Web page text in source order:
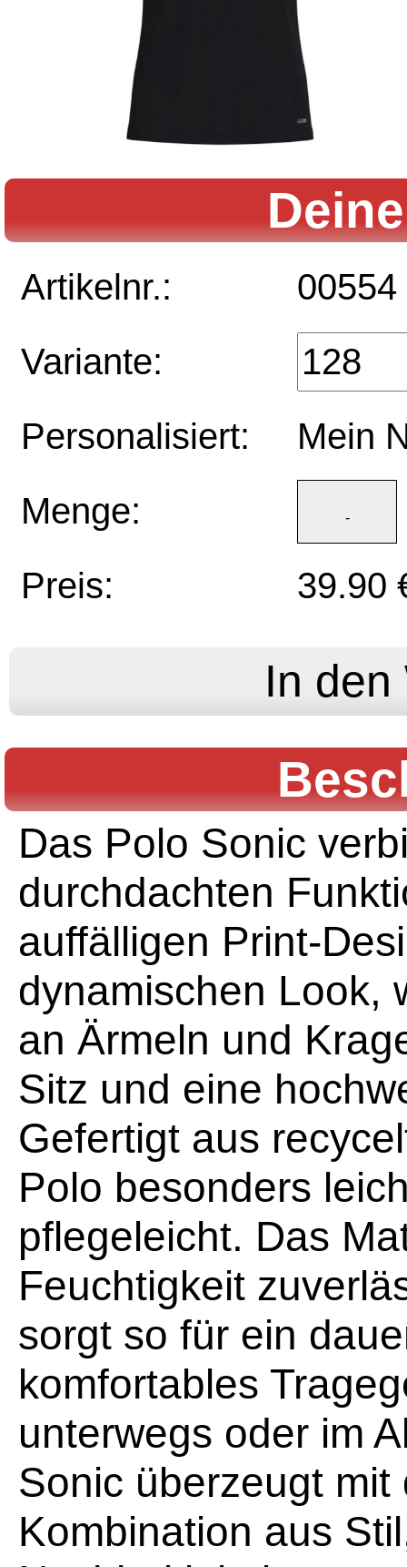
Artikelnr.:
00554
Variante:
Personalisiert:
Mein
Menge:
Preis:
39.90
Das Polo Sonic
durchdachten
auffälligen Print-
dynamischen Look,
an Ärmeln und
Sitz und eine
Gefertigt aus
Polo besonders
pflegeleicht. Das
Feuchtigkeit
sorgt so für ein
komfortables
unterwegs oder im
Sonic überzeugt mit
Kombination aus